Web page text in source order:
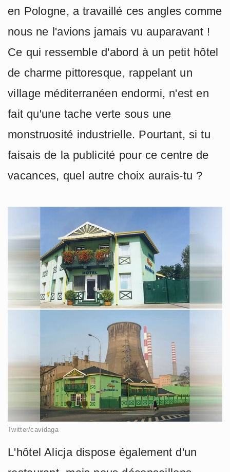
en Pologne, a travaillé ces angles comme
nous ne l'avions jamais vu auparavant !
Ce qui ressemble d'abord à un petit hôtel
de charme pittoresque, rappelant un
village méditerranéen endormi, n'est en
fait qu'une tache verte sous une
monstruosité industrielle. Pourtant, si tu
faisais de la publicité pour ce centre de
vacances, quel autre choix aurais-tu ?
Twitter/cavidaga
L'hôtel Alicja dispose également d'un